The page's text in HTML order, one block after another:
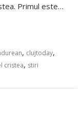
Primul este…
, clujtoday,
cristea, stiri